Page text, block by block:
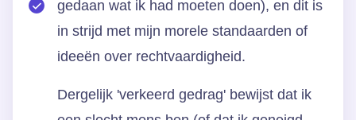
gedaan wat ik had moeten doen), en dit is
in strijd met mijn morele standaarden of
ideeën over rechtvaardigheid.
Dergelijk 'verkeerd gedrag' bewijst dat ik